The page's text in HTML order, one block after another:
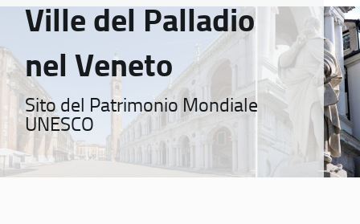
Ville del Palladio
nel Veneto
Sito del Patrimonio Mondiale
UNESCO